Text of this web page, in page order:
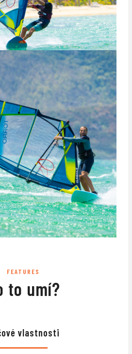
FEATURES
to umí?
vlastnosti